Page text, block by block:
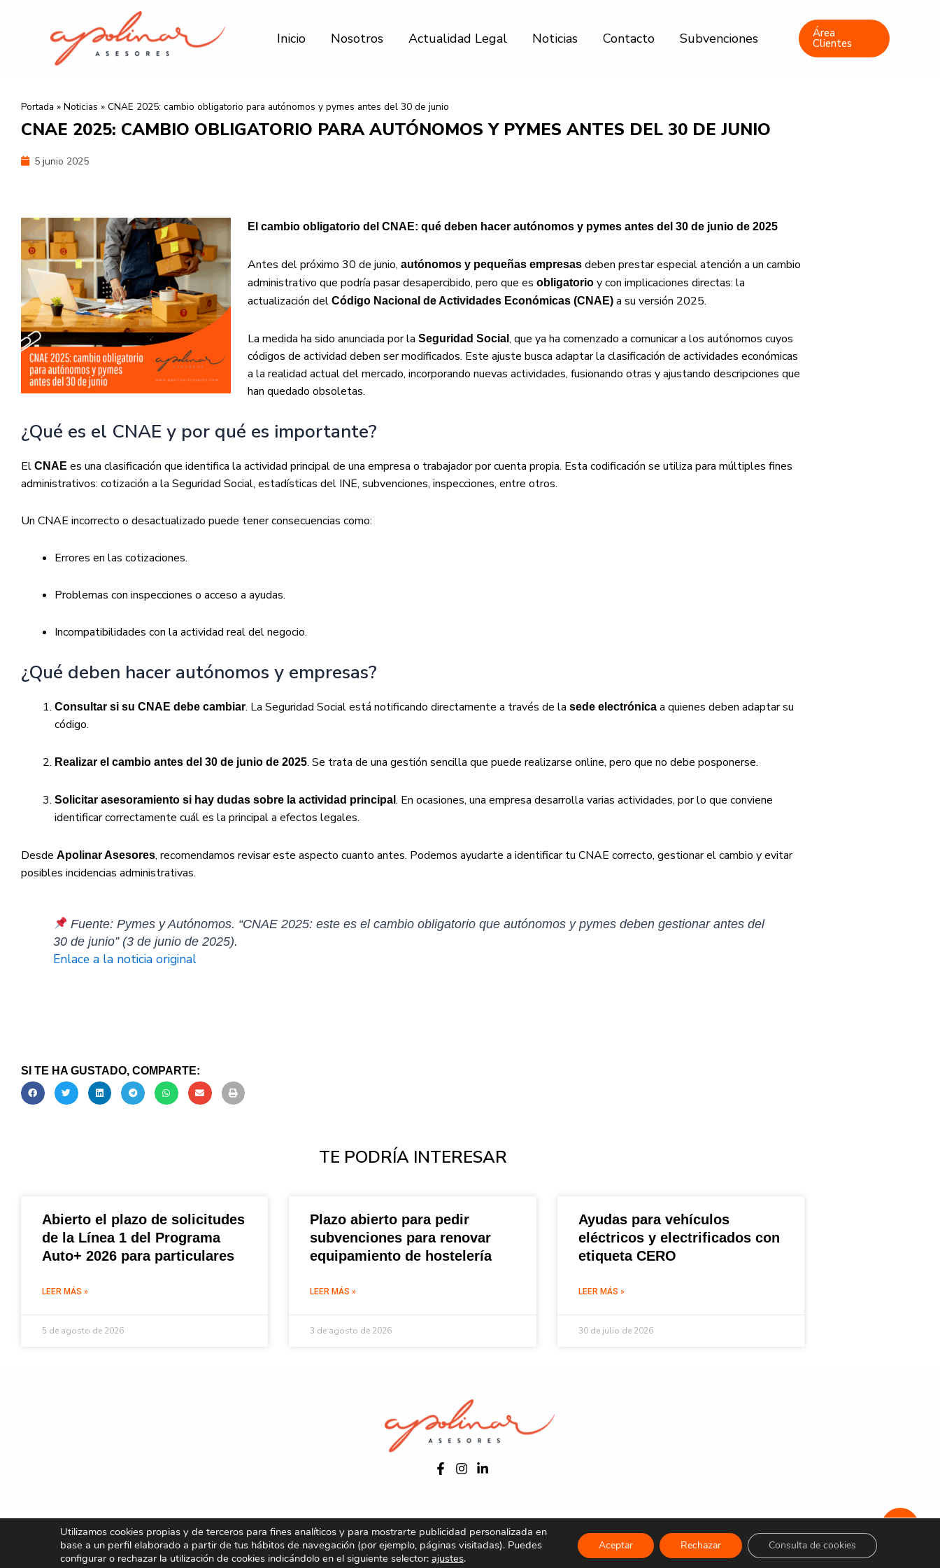
Inicio Nosotros Actualidad Legal Noticias Contacto Subvenciones Área
Clientes
Portada » Noticias » CNAE 2025: cambio obligatorio para autónomos y pymes antes del 30 de junio
CNAE 2025: CAMBIO OBLIGATORIO PARA AUTÓNOMOS Y PYMES ANTES DEL 30 DE JUNIO
5 junio 2025
El cambio obligatorio del CNAE: qué deben hacer autónomos y pymes antes del 30 de junio de 2025
Antes del próximo 30 de junio, autónomos y pequeñas empresas deben prestar especial atención a un cambio
administrativo que podría pasar desapercibido, pero que es obligatorio y con implicaciones directas: la
actualización del Código Nacional de Actividades Económicas (CNAE) a su versión 2025.
La medida ha sido anunciada por la Seguridad Social , que ya ha comenzado a comunicar a los autónomos cuyos
códigos de actividad deben ser modificados. Este ajuste busca adaptar la clasificación de actividades económicas
a la realidad actual del mercado, incorporando nuevas actividades, fusionando otras y ajustando descripciones que
han quedado obsoletas.
¿Qué es el CNAE y por qué es importante?
El CNAE es una clasificación que identifica la actividad principal de una empresa o trabajador por cuenta propia. Esta codificación se utiliza para múltiples fines
administrativos: cotización a la Seguridad Social, estadísticas del INE, subvenciones, inspecciones, entre otros.
Un CNAE incorrecto o desactualizado puede tener consecuencias como:
Errores en las cotizaciones.
Problemas con inspecciones o acceso a ayudas.
Incompatibilidades con la actividad real del negocio.
¿Qué deben hacer autónomos y empresas?
Consultar si su CNAE debe cambiar. La Seguridad Social está notificando directamente a través de la sede electrónica a quienes deben adaptar su
código.
Realizar el cambio antes del 30 de junio de 2025. Se trata de una gestión sencilla que puede realizarse online, pero que no debe posponerse.
Solicitar asesoramiento si hay dudas sobre la actividad principal . En ocasiones, una empresa desarrolla varias actividades, por lo que conviene
identificar correctamente cuál es la principal a efectos legales.
Desde Apolinar Asesores, recomendamos revisar este aspecto cuanto antes. Podemos ayudarte a identificar tu CNAE correcto, gestionar el cambio y evitar
posibles incidencias administrativas.
Fuente: Pymes y Autónomos. “CNAE 2025: este es el cambio obligatorio que autónomos y pymes deben gestionar antes del
30 de junio” (3 de junio de 2025).
Enlace a la noticia original
SI TE HA GUSTADO, COMPARTE:
TE PODRÍA INTERESAR
Abierto el plazo de solicitudes
de la Línea 1 del Programa
Auto+ 2026 para particulares
LEER MÁS »
5 de agosto de 2026
Plazo abierto para pedir
subvenciones para renovar
equipamiento de hostelería
LEER MÁS »
3 de agosto de 2026
Ayudas para vehículos
eléctricos y electrificados con
etiqueta CERO
LEER MÁS »
30 de julio de 2026
Aviso legal Política de privacidad
Política de cookies
Copyright © 2026 Apolinar Asesores
Utilizamos cookies propias y de terceros para fines analíticos y para mostrarte publicidad personalizada en
base a un perfil elaborado a partir de tus hábitos de navegación (por ejemplo, páginas visitadas). Puedes
configurar o rechazar la utilización de cookies indicándolo en el siguiente selector: ajustes.
Aceptar Rechazar Consulta de cookies